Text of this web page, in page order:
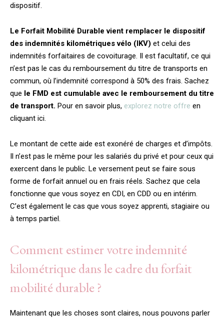
dispositif.
Le Forfait Mobilité Durable vient remplacer le dispositif
des indemnités kilométriques vélo (IKV) et celui des
indemnités forfaitaires de covoiturage. Il est facultatif, ce qui
n’est pas le cas du remboursement du titre de transports en
commun, où l’indemnité correspond à 50% des frais. Sachez
que le FMD est cumulable avec le remboursement du titre
de transport. Pour en savoir plus, explorez notre offre en
cliquant ici.
Le montant de cette aide est exonéré de charges et d’impôts.
Il n’est pas le même pour les salariés du privé et pour ceux qui
exercent dans le public. Le versement peut se faire sous
forme de forfait annuel ou en frais réels. Sachez que cela
fonctionne que vous soyez en CDI, en CDD ou en intérim.
C’est également le cas que vous soyez apprenti, stagiaire ou
à temps partiel.
Comment estimer votre indemnité
kilométrique dans le cadre du forfait
mobilité durable ?
Maintenant que les choses sont claires, nous pouvons parler